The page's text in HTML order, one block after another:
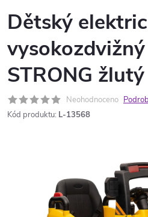
Dětský
STRONG žlutý
Neohodnoceno
Kód produktu: L-13568